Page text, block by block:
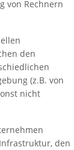
von Rechnern
den
(z.B. von
nicht
den